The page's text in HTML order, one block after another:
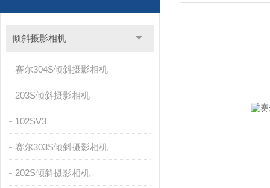
倾斜摄影相机
赛尔304S倾斜摄影相机
203S倾斜摄影相机
102SV3
赛尔303S倾斜摄影相机
202S倾斜摄影相机